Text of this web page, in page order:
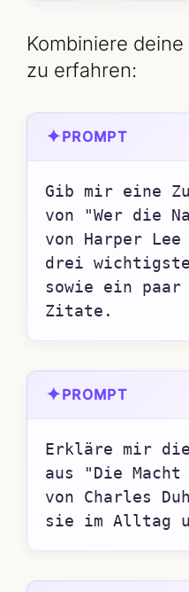
Kombiniere
zu erfahren:
✦ PROMPT
Gib mir eine
von "Wer die
von Harper
drei
sowie ein paar
Zitate.
✦PROMPT
Erkläre mir die
aus "Die Macht
von Charles
sie im Alltag